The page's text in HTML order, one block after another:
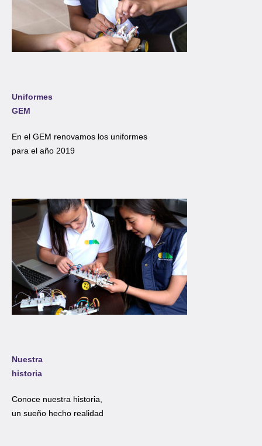
Uniformes
GEM
En el GEM renovamos los uniformes
para el año 2019
Nuestra
historia
Conoce nuestra historia,
un sueño hecho realidad